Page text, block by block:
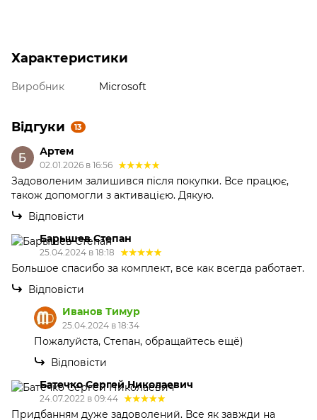
Характеристики
Виробник Microsoft
Відгуки 13
Артем
02.01.2026 в 16:56
Задоволеним залишився після покупки. Все працює,
також допомогли з активацією. Дякую.
Відповісти
Барышев Степан
25.04.2024 в 18:18
Большое спасибо за комплект, все как всегда работает.
Відповісти
Иванов Тимур
25.04.2024 в 18:34
Пожалуйста, Степан, обращайтесь ещё)
Відповісти
Батечко Сергей Николаевич
24.07.2022 в 09:44
Придбанням дуже задоволений. Все як завжди на